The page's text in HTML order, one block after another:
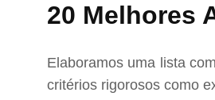
20 Melhores
Elaboramos uma lista
critérios rigorosos como